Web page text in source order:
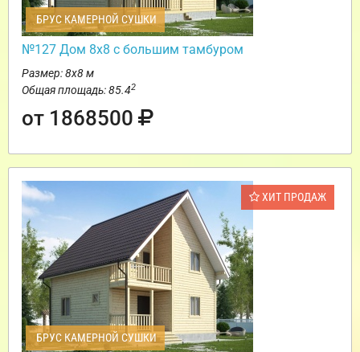
БРУС КАМЕРНОЙ СУШКИ
№127 Дом 8х8 с большим тамбуром
Размер: 8х8 м
Общая площадь: 85.42
от 1868500
ХИТ ПРОДАЖ
БРУС КАМЕРНОЙ СУШКИ